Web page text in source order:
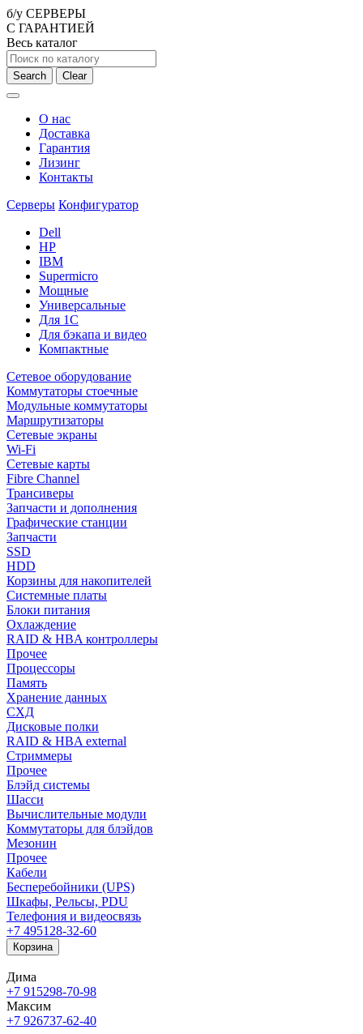
б/у СЕРВЕРЫ
С ГАРАНТИЕЙ
Весь каталог
Search Clear
О нас
Доставка
Гарантия
Лизинг
Контакты
Серверы Конфигуратор
Dell
HP
IBM
Supermicro
Мощные
Универсальные
Для 1С
Для бэкапа и видео
Компактные
Сетевое оборудование
Коммутаторы стоечные
Модульные коммутаторы
Маршрутизаторы
Сетевые экраны
Wi-Fi
Сетевые карты
Fibre Channel
Трансиверы
Запчасти и дополнения
Графические станции
Запчасти
SSD
HDD
Корзины для накопителей
Системные платы
Блоки питания
Охлаждение
RAID & HBA контроллеры
Прочее
Процессоры
Память
Хранение данных
СХД
Дисковые полки
RAID & HBA external
Стриммеры
Прочее
Блэйд системы
Шасси
Вычислительные модули
Коммутаторы для блэйдов
Мезонин
Прочее
Кабели
Бесперебойники (UPS)
Шкафы, Рельсы, PDU
Телефония и видеосвязь
+7 495128-32-60
Корзина
Дима
+7 915298-70-98
Максим
+7 926737-62-40